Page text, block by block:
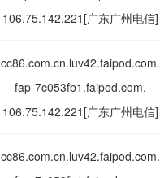
106.75.142.221[广东广州电信]
cc86.com.cn.luv42.faipod.com.
fap-7c053fb1.faipod.com.
106.75.142.221[广东广州电信]
cc86.com.cn.luv42.faipod.com.